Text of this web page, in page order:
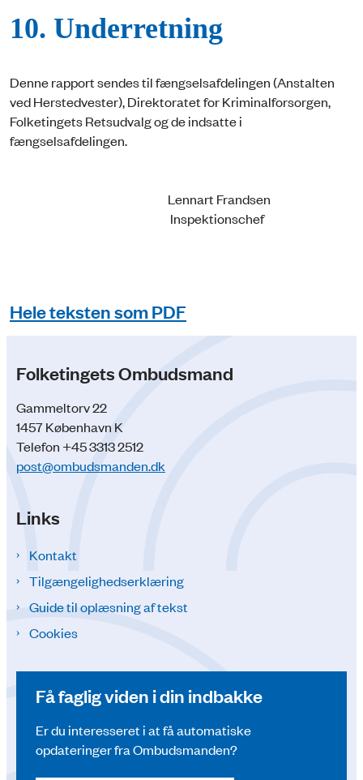
10. Underretning
Denne rapport sendes til fængselsafdelingen (Anstalten
ved Herstedvester), Direktoratet for Kriminalforsorgen,
Folketingets Retsudvalg og de indsatte i
fængselsafdelingen.
Lennart Frandsen
Inspektionschef
Hele teksten som PDF
Folketingets Ombudsmand
Gammeltorv 22
1457 København K
Telefon +45 3313 2512
post@ombudsmanden.dk
Links
Kontakt
Tilgængelighedserklæring
Guide til oplæsning af tekst
Cookies
Få faglig viden i din indbakke
Er du interesseret i at få automatiske
opdateringer fra Ombudsmanden?